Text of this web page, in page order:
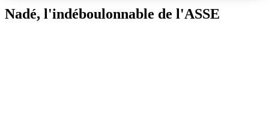
Nadé, l'indéboulonnable de l'ASSE